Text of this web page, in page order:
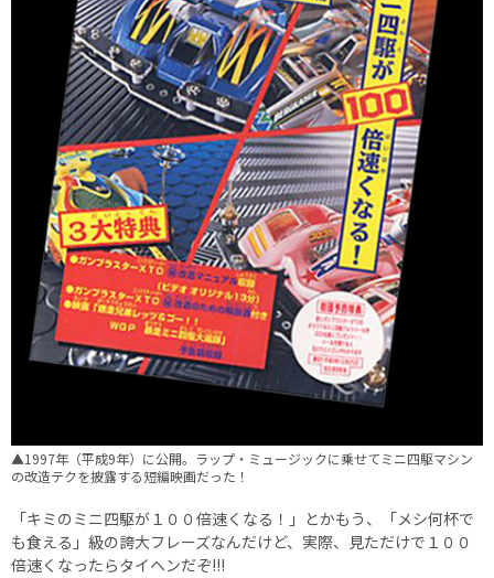
▲1997年（平成9年）に公開。ラップ・ミュージックに乗せてミニ四駆マシン
の改造テクを披露する短編映画だった！
「キミのミニ四駆が１００倍速くなる！」とかもう、「メシ何杯で
も食える」級の誇大フレーズなんだけど、実際、見ただけで１００
倍速くなったらタイヘンだぞ!!!